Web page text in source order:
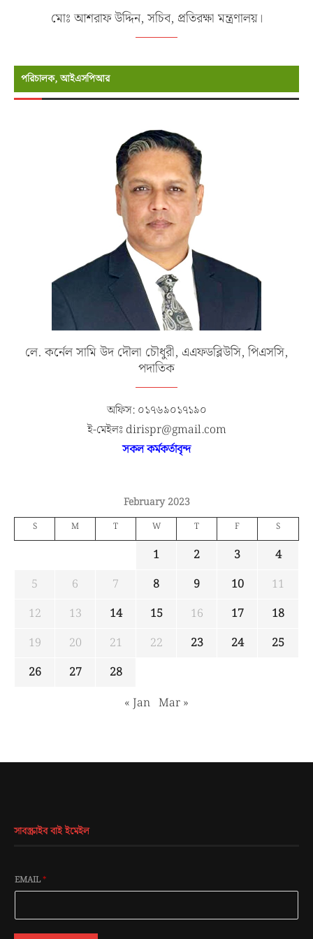
মোঃ আশরাফ উদ্দিন, সচিব, প্রতিরক্ষা মন্ত্রণালয়।
পরিচালক, আইএসপিআর
লে. কর্নেল সামি উদ দৌলা চৌধুরী, এএফডব্লিউসি, পিএসসি,
পদাতিক
অফিস: ০১৭৬৯০১৭১৯০
ই-মেইলঃ dirispr@gmail.com
সকল কর্মকর্তাবৃন্দ
February 2023
S M T W T F S
1 2 3
4
5
6 7 8 9 10
11
12
13 14 15 16 17
18
19
20 21 22 23 24
25
26
27
28
« Jan Mar »
সাবস্ক্রাইব বাই ইমেইল
EMAIL*